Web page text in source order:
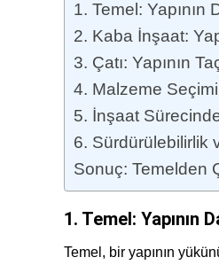
1. Temel: Yapının
2. Kaba İnşaat:
3. Çatı: Yapının
4. Malzeme
5. İnşaat
6. Sürdürülebilirlik
Sonuç: Temelden
1. Temel: Yapının
Temel, bir yapının